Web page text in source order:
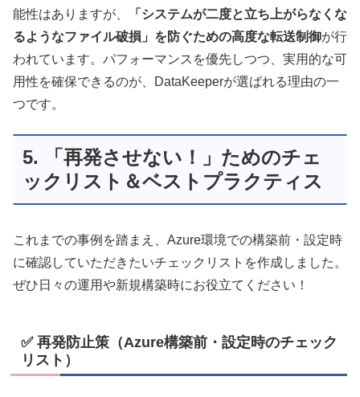
能性はありますが、
「システムが二度と立ち上がらなくな
るようなファイル破損」を防ぐための高度な転送制御が行
われています。パフォーマンスを優先しつつ、実用的な可
用性を確保できるのが、DataKeeperが選ばれる理由の一
つです。
5. 「再発させない！」ためのチェ
ックリスト＆ベストプラクティス
これまでの事例を踏まえ、Azure環境での構築前・設定時
に確認していただきたいチェックリストを作成しました。
ぜひ日々の運用や新規構築時にお役立てください！
✅ 再発防止策（Azure構築前・設定時のチェック
リスト）